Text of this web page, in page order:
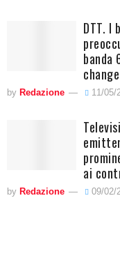
DTT. I
banda
by Redazione 11/05/
ai
by Redazione 09/02/